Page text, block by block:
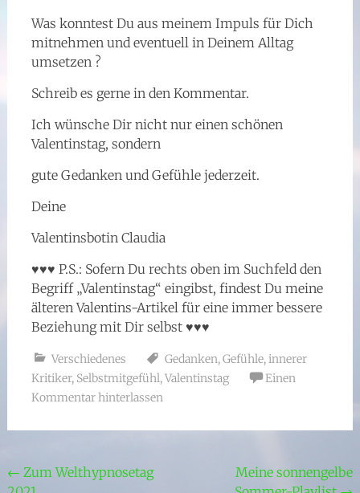
Was konntest Du aus meinem Impuls für Dich
mitnehmen und eventuell in Deinem Alltag
umsetzen ?
Schreib es gerne in den Kommentar.
Ich wünsche Dir nicht nur einen schönen
Valentinstag, sondern
gute Gedanken und Gefühle jederzeit.
Deine
Valentinsbotin Claudia
♥♥♥ P.S.: Sofern Du rechts oben im Suchfeld den
Begriff „Valentinstag“ eingibst, findest Du meine
älteren Valentins-Artikel für eine immer bessere
Beziehung mit Dir selbst ♥♥♥
Verschiedenes Gedanken,Gefühle,innerer
Kritiker, Selbstmitgefühl,Valentinstag
Einen
Kommentar hinterlassen
Beitragsnavigation
← Zum Welthypnosetag
Meine sonnengelbe